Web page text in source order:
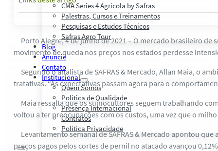
CMA Series 4 Agrícola by Safras
Palestras, Cursos e Treinamentos
Pesquisas e Estudos Técnicos
Safras Agro Tour
Blog
Anuncie
Contato
Institucional
Quem Somos
Política de Qualidade
Presença Internacional
Contratos
Política Privacidade
Porto Alegre, 4 de junho de 2021 – O mercado brasileiro
movimento de queda nos preços nos estados perdesse
Segundo o analista de SAFRAS & Mercado, Allan Maia, o
tratativas. “As expectativas passam agora para o
Maia ressalta que os suinocultores seguem trabalhando
voltou a ter preocupações com os custos, uma vez que o
Levantamento semanal de SAFRAS & Mercado apontou
preços pagos pelos cortes de pernil no atacado avançou